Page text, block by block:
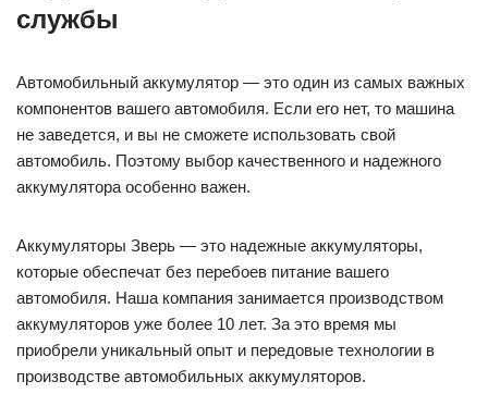
службы
Автомобильный аккумулятор — это один из самых важных
компонентов вашего автомобиля. Если его нет, то машина
не заведется, и вы не сможете использовать свой
автомобиль. Поэтому выбор качественного и надежного
аккумулятора особенно важен.
Аккумуляторы Зверь — это надежные аккумуляторы,
которые обеспечат без перебоев питание вашего
автомобиля. Наша компания занимается производством
аккумуляторов уже более 10 лет. За это время мы
приобрели уникальный опыт и передовые технологии в
производстве автомобильных аккумуляторов.